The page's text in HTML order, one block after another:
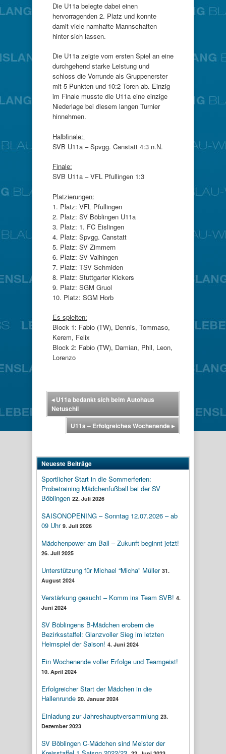
Die U11a belegte dabei einen
hervorragenden 2. Platz und konnte
damit viele namhafte Mannschaften
hinter sich lassen.
Die U11a zeigte vom ersten Spiel an eine
durchgehend starke Leistung und
schloss die Vorrunde als Gruppenerster
mit 5 Punkten und 10:2 Toren ab. Einzig
im Finale musste die U11a eine einzige
Niederlage bei diesem langen Turnier
hinnehmen.
Halbfinale:
SVB U11a – Spvgg. Canstatt 4:3 n.N.
Finale:
SVB U11a – VFL Pfullingen 1:3
Platzierungen:
1. Platz: VFL Pfullingen
2. Platz: SV Böblingen U11a
3. Platz: 1. FC Eislingen
4. Platz: Spvgg. Canstatt
5. Platz: SV Zimmern
6. Platz: SV Vaihingen
7. Platz: TSV Schmiden
8. Platz: Stuttgarter Kickers
9. Platz: SGM Gruol
10. Platz: SGM Horb
Es spielten:
Block 1: Fabio (TW), Dennis, Tommaso,
Kerem, Felix
Block 2: Fabio (TW), Damian, Phil, Leon,
Lorenzo
◂U11a bedankt sich beim Autohaus
Netuschil
U11a – Erfolgreiches Wochenende▸
Neueste Beiträge
Sportlicher Start in die Sommerferien:
Probetraining Mädchenfußball bei der SV
Böblingen 22. Juli 2026
SAISONOPENING – Sonntag 12.07.2026 – ab
09 Uhr 9. Juli 2026
Mädchenpower am Ball – Zukunft beginnt jetzt!
26. Juli 2025
Unterstützung für Michael “Micha” Müller 31.
August 2024
Verstärkung gesucht – Komm ins Team SVB! 4.
Juni 2024
SV Böblingens B-Mädchen erobern die
Bezirksstaffel: Glanzvoller Sieg im letzten
Heimspiel der Saison! 4. Juni 2024
Ein Wochenende voller Erfolge und Teamgeist!
10. April 2024
Erfolgreicher Start der Mädchen in die
Hallenrunde 20. Januar 2024
Einladung zur Jahreshauptversammlung 23.
Dezember 2023
SV Böblingen C-Mädchen sind Meister der